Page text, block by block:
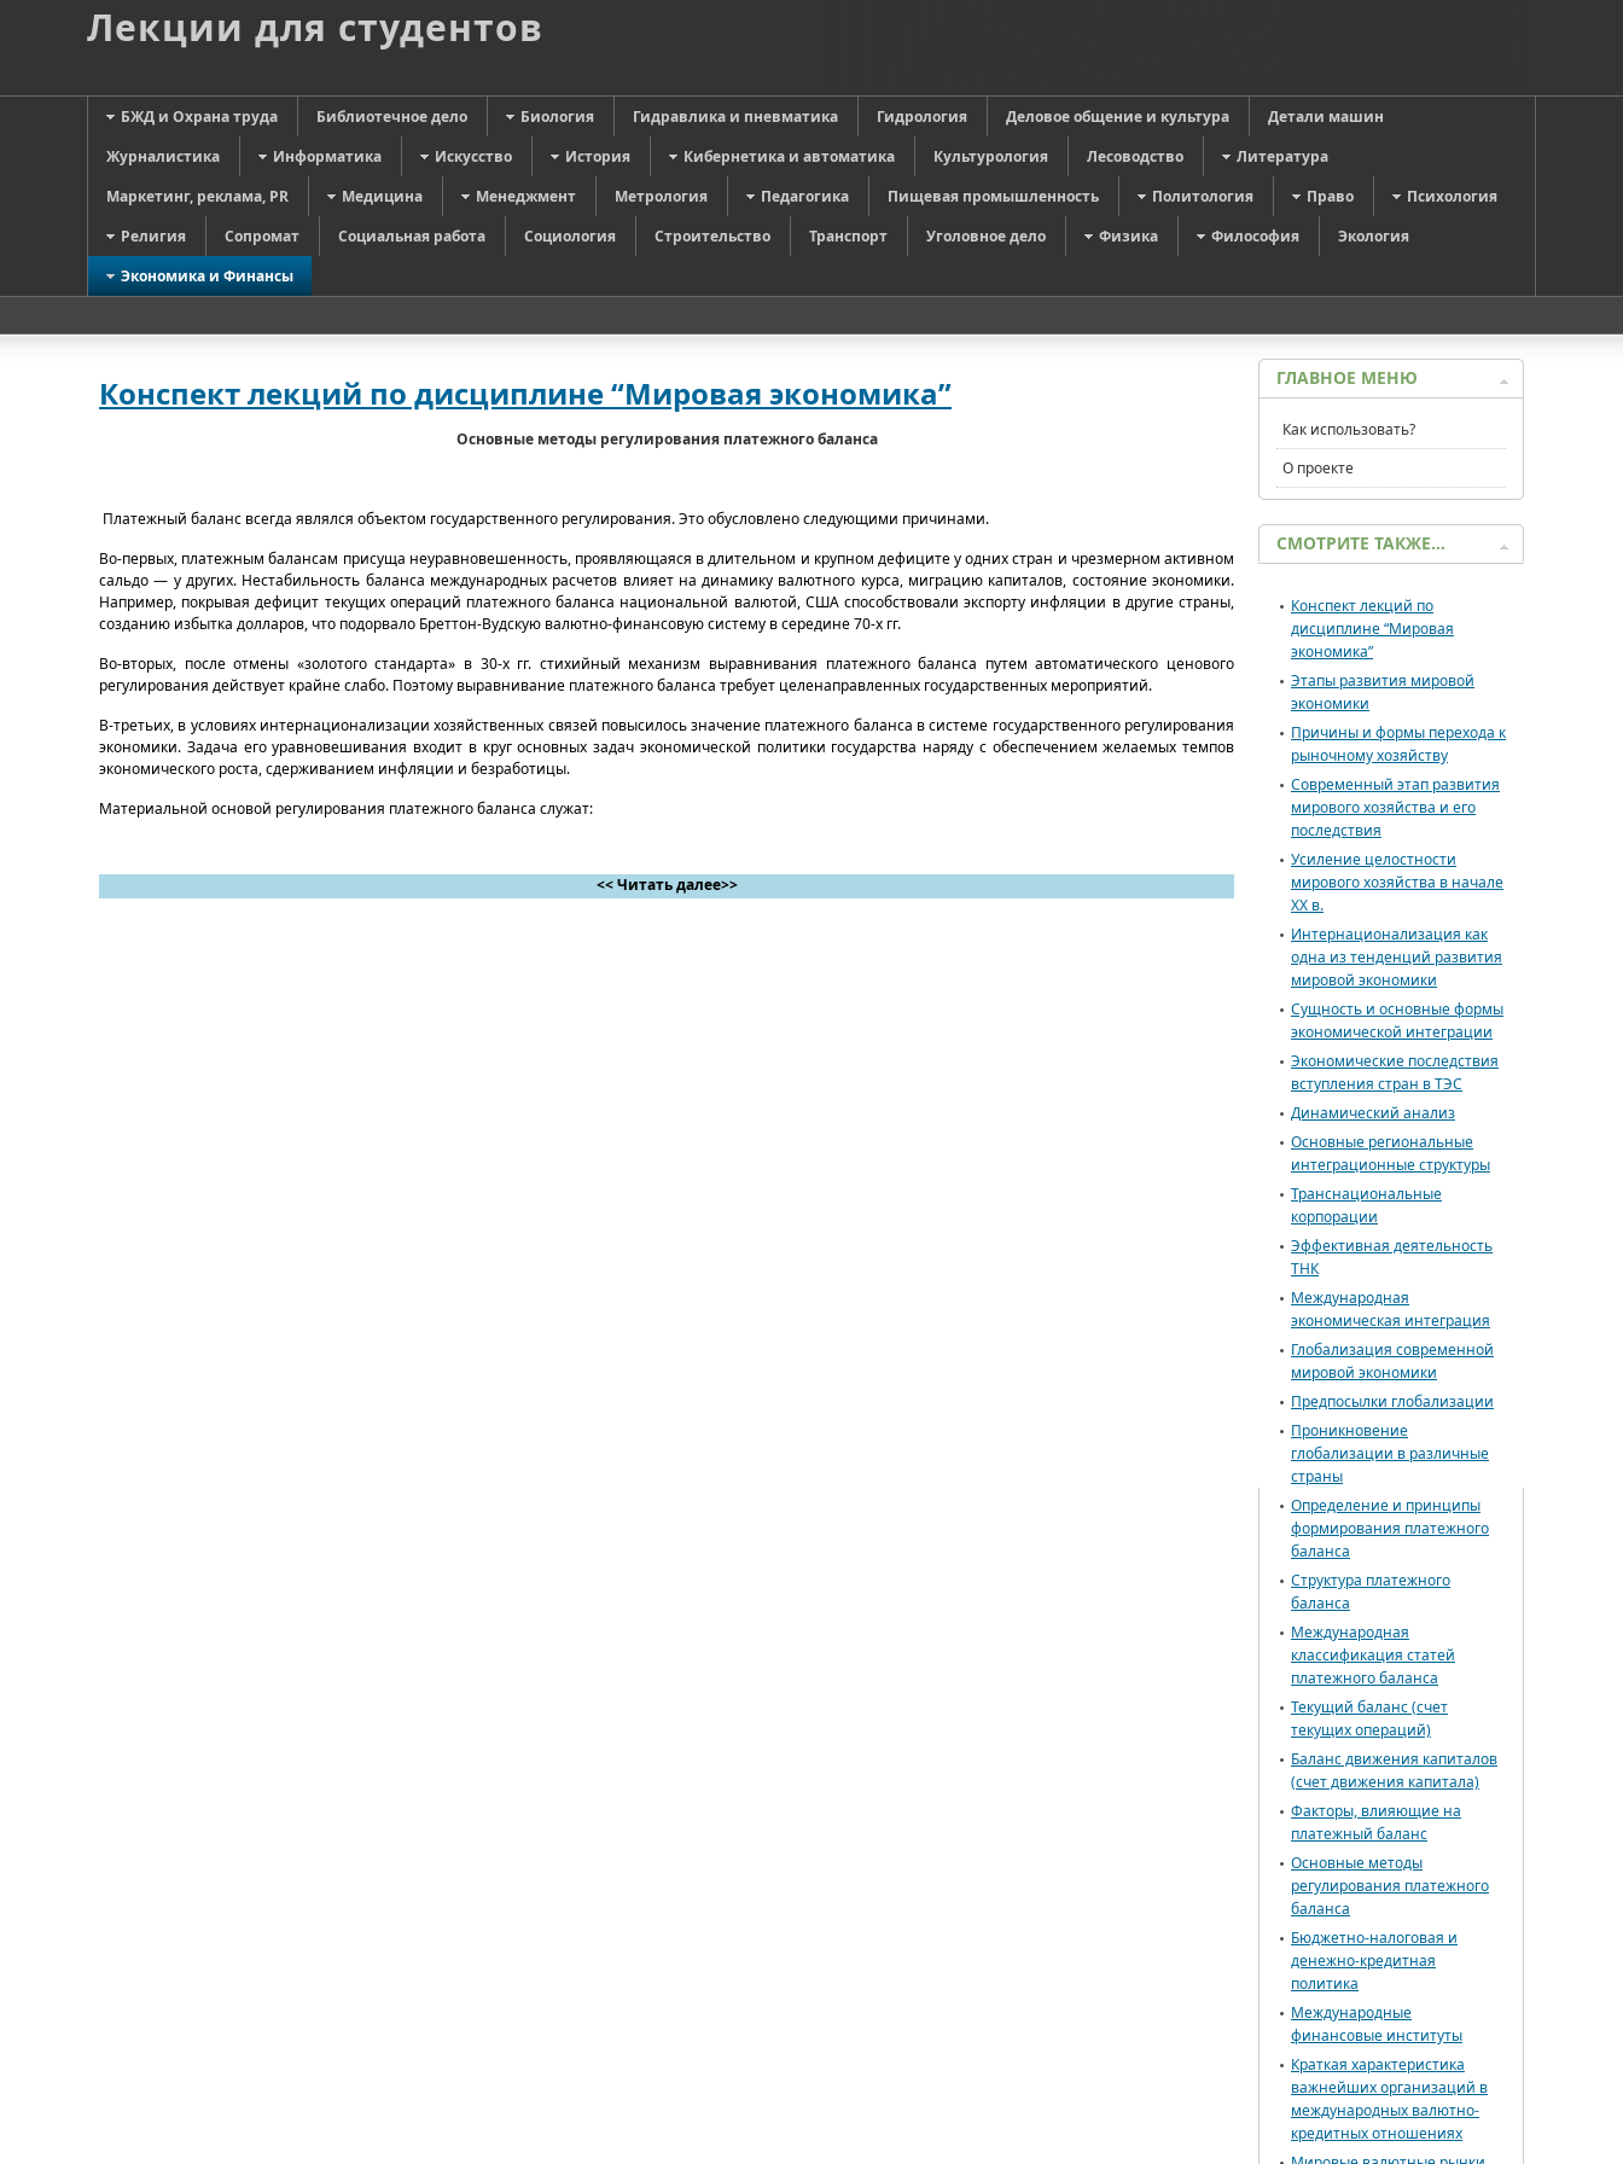
Лекции для студентов
БЖД и Охрана труда Библиотечное дело Биология Гидравлика и пневматика Гидрология Деловое общение и культура
Детали машин
Журналистика
Информатика Искусство История Кибернетика и автоматика Культурология Лесоводство
Литература
Маркетинг, реклама, PR
Медицина Менеджмент Метрология Педагогика Пищевая промышленность Политология Право
Психология
Религия
Сопромат Социальная работа Социология Строительство Транспорт Уголовное дело Физика Философия
Экология
Экономика и Финансы
Конспект лекций по дисциплине “Мировая экономика”
Основные методы регулирования платежного баланса
Платежный баланс всегда являлся объектом государственного регулирования. Это обусловлено следующими причинами.
Во-первых, платежным балансам присуща неуравновешенность, проявляю­щаяся в длительном и крупном дефиците у одних стран и чрезмерном активном
сальдо — у других. Нестабильность баланса международных расчетов влияет на динамику валютного курса, миграцию капиталов, состояние экономики.
Напри­мер, покрывая дефицит текущих операций платежного баланса национальной валютой, США способствовали экспорту инфляции в другие страны,
созданию избытка долларов, что подорвало Бреттон-Вудскую валютно-финансовую систе­му в середине 70-х гг.
Во-вторых, после отмены «золотого стандарта» в 30-х гг. стихийный механизм выравнивания платежного баланса путем автоматического ценового
регулирова­ния действует крайне слабо. Поэтому выравнивание платежного баланса требует целенаправленных государственных мероприятий.
В-третьих, в условиях интернационализации хозяйственных связей повыси­лось значение платежного баланса в системе государственного регулирования
экономики. Задача его уравновешивания входит в круг основных задач экономи­ческой политики государства наряду с обеспечением желаемых темпов
экономи­ческого роста, сдерживанием инфляции и безработицы.
Материальной основой регулирования платежного баланса служат:
<< Читать далее>>
ГЛАВНОЕ МЕНЮ
Как использовать?
О проекте
СМОТРИТЕ ТАКЖЕ…
Конспект лекций по
дисциплине “Мировая
экономика”
Этапы развития мировой
экономики
Причины и формы перехода к
рыночному хозяйству
Современный этап развития
мирового хозяйства и его
последствия
Усиление целостности
мирового хозяйства в начале
XX в.
Интернационализация как
одна из тенденций развития
мировой экономики
Сущность и основные формы
экономической интеграции
Экономические последствия
вступления стран в ТЭС
Динамический анализ
Основные региональные
интеграционные структуры
Транснациональные
корпорации
Эффективная деятельность
ТНК
Международная
экономическая интеграция
Глобализация современной
мировой экономики
Предпосылки глобализации
Проникновение
глобализации в различные
страны
Определение и принципы
формирования платежного
баланса
Структура платежного
баланса
Международная
классификация статей
платежного баланса
Текущий баланс (счет
текущих операций)
Баланс движения капиталов
(счет движения капитала)
Факторы, влияющие на
платежный баланс
Основные методы
регулирования платежного
баланса
Бюджетно-налоговая и
денежно-кредитная
политика
Международные
финансовые институты
Краткая характеристика
важнейших организаций в
международных валютно-
кредитных отношениях